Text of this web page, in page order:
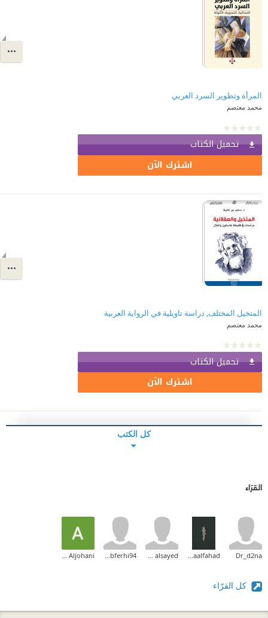
المرأة وتطوير السرد العربي
محمد معتصم
تحميل الكتاب
اشترك الآن
المتخيل المختلف, دراسة تاويلية في الرواية العربية
محمد معتصم
تحميل الكتاب
اشترك الآن
كل الكتب
القرّاء
Dr_d2na
كل القرّاء